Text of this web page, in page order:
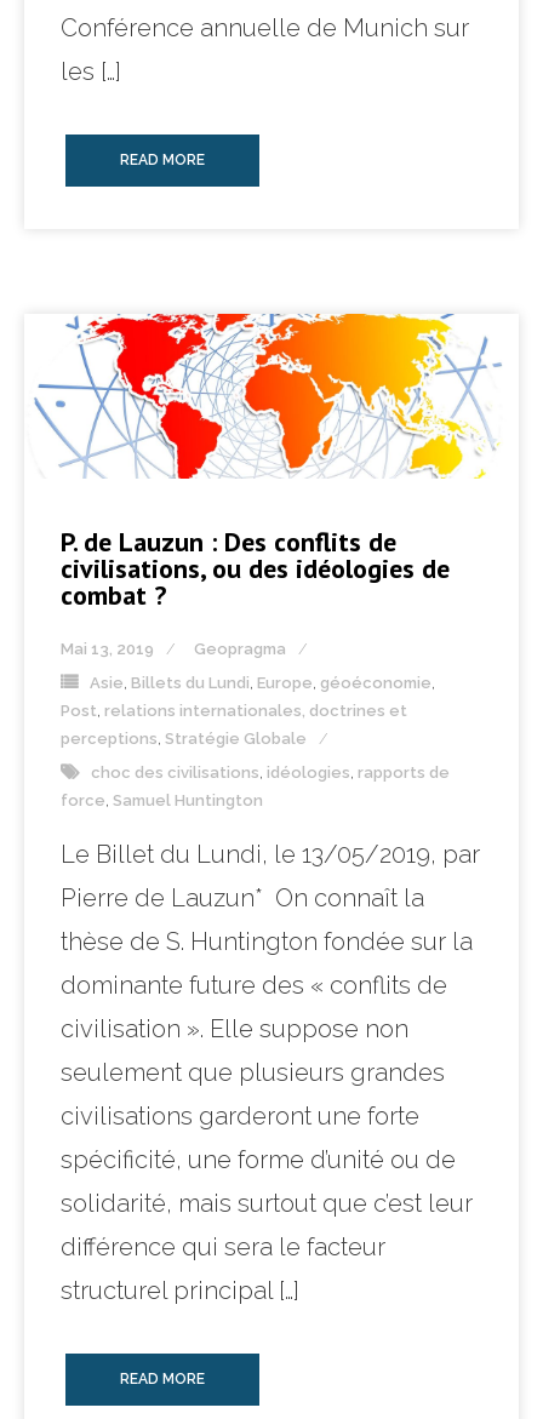
Conférence annuelle de Munich sur
les […]
READ MORE
P. de Lauzun : Des conflits de
civilisations, ou des idéologies de
combat ?
Mai 13, 2019
Geopragma
Asie Billets du Lundi Europe géoéconomie
Post relations internationales, doctrines et
perceptions Stratégie Globale
choc des civilisations idéologies rapports de
force Samuel Huntington
Le Billet du Lundi, le 13/05/2019, par
Pierre de Lauzun* On connaît la
thèse de S. Huntington fondée sur la
dominante future des « conflits de
civilisation ». Elle suppose non
seulement que plusieurs grandes
civilisations garderont une forte
spécificité, une forme d’unité ou de
solidarité, mais surtout que c’est leur
différence qui sera le facteur
structurel principal […]
READ MORE